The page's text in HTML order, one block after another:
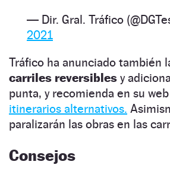
— Dir. Gral. Tráfico
2021
Tráfico ha anunciado también
carriles reversibles y
punta, y recomienda en su
itinerarios alternativos.
paralizarán las obras en las
Consejos